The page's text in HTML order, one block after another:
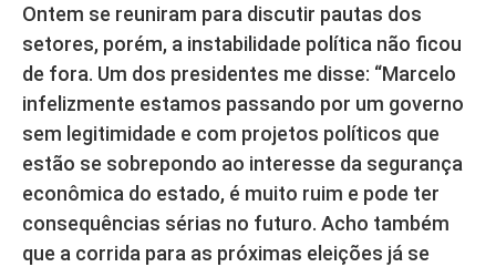
Ontem se reuniram para discutir pautas dos
setores, porém, a instabilidade política não ficou
de fora. Um dos presidentes me disse: “Marcelo
infelizmente estamos passando por um governo
sem legitimidade e com projetos políticos que
estão se sobrepondo ao interesse da segurança
econômica do estado, é muito ruim e pode ter
consequências sérias no futuro. Acho também
que a corrida para as próximas eleições já se